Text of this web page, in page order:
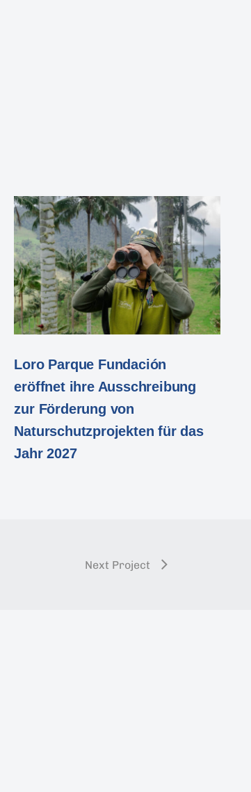
Loro Parque Fundación
eröffnet ihre Ausschreibung
zur Förderung von
Naturschutzprojekten für das
Jahr 2027
Next Project